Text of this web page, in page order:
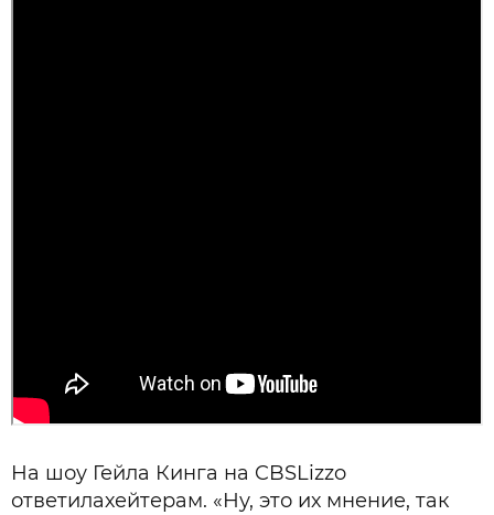
На шоу Гейла Кинга на CBSLizzo
ответилахейтерам. «Ну, это их мнение, так